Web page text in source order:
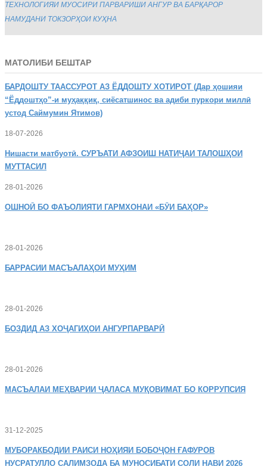
ТЕХНОЛОГИЯИ МУОСИРИ ПАРВАРИШИ АНГУР ВА БАРҚАРОР
НАМУДАНИ ТОКЗОРҲОИ КУҲНА
МАТОЛИБИ БЕШТАР
БАРДОШТУ ТААССУРОТ АЗ ЁДДОШТУ ХОТИРОТ (Дар ҳошияи
“Ёддоштҳо”-и муҳаққиқ, сиёсатшинос ва адиби пуркори миллӣ
устод Саймумин Ятимов)
18-07-2026
Нишасти матбуотӣ. СУРЪАТИ АФЗОИШ НАТИҶАИ ТАЛОШҲОИ
МУТТАСИЛ
28-01-2026
ОШНОӢ БО ФАЪОЛИЯТИ ГАРМХОНАИ «БӮИ БАҲОР»
28-01-2026
БАРРАСИИ МАСЪАЛАҲОИ МУҲИМ
28-01-2026
БОЗДИД АЗ ХОҶАГИҲОИ АНГУРПАРВАРӢ
28-01-2026
МАСЪАЛАИ МЕҲВАРИИ ҶАЛАСА МУҚОВИМАТ БО КОРРУПСИЯ
31-12-2025
МУБОРАКБОДИИ РАИСИ НОҲИЯИ БОБОҶОН ҒАФУРОВ
НУСРАТУЛЛО САЛИМЗОДА БА МУНОСИБАТИ СОЛИ НАВИ 2026